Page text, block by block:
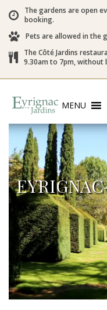
The gardens are open
booking.
Pets are allowed in the
The Côté Jardins
9.30am to 7pm, without
MENU